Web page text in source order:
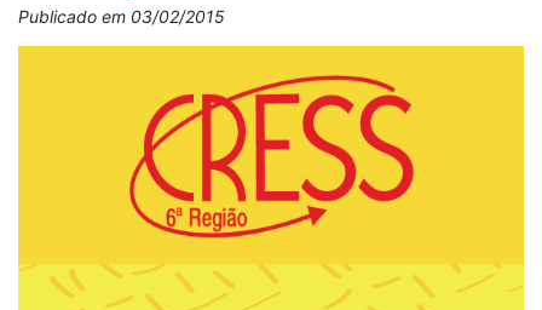
Publicado em 03/02/2015